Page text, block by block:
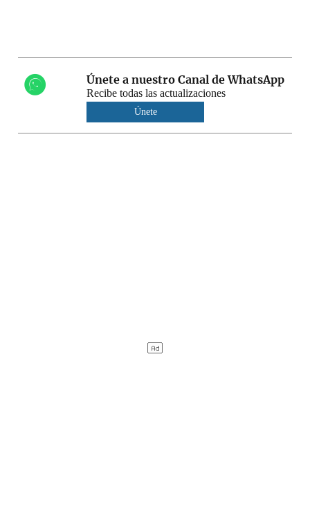
Únete a nuestro Canal de WhatsApp
Recibe todas las actualizaciones
Únete